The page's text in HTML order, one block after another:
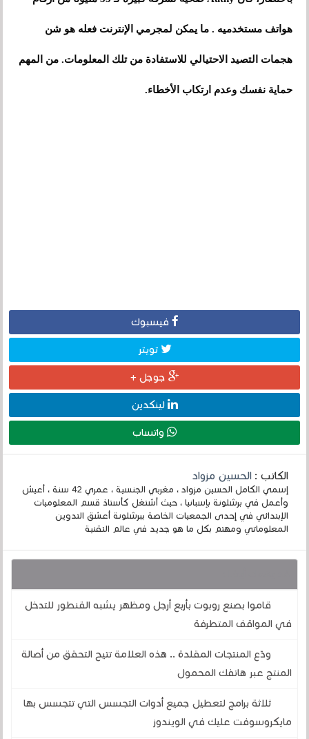
هواتف مستخدميه . ما يمكن لمجرمي الإنترنت فعله هو شن
هجمات التصيد الاحتيالي للاستفادة من تلك المعلومات. من المهم
حماية نفسك وعدم ارتكاب الأخطاء.
فيسبوك
تويتر
جوجل +
لينكدين
واتساب
الكاتب :الحسين مزواد
إسمي الكامل الحسين مزواد ، مغربي الجنسية ، عمري 42 سنة ، أعيش
وأعمل في برشلونة بإسبانيا ، حيث أشتغل كأستاذ قسم المعلوميات
الإبتدائي في إحدى الجمعيات الخاصة ببرشلونة أعشق التدوين
المعلوماتي ومهتم بكل ما هو جديد في عالم التقنية
قاموا بصنع روبوت بأربع أرجل ومظهر يشبه القنطور للتدخل
في المواقف المتطرفة
ودّع المنتجات المقلدة .. هذه العلامة تتيح التحقق من أصالة
المنتج عبر هاتفك المحمول
ثلاثة برامج لتعطيل جميع أدوات التجسس التي تتجسس بها
مايكروسوفت عليك في الويندوز